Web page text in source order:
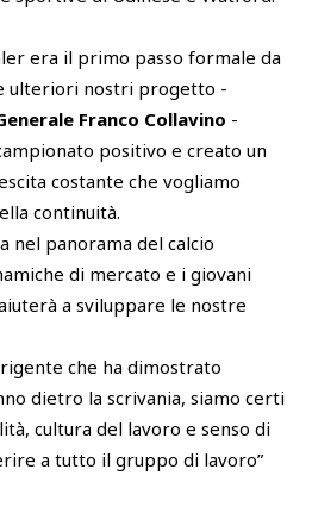
era il primo passo formale da
ulteriori nostri progetto -
Franco Collavino -
positivo e creato un
costante che vogliamo
continuità.
nel panorama del calcio
di mercato e i giovani
a sviluppare le nostre
che ha dimostrato
dietro la scrivania, siamo certi
cultura del lavoro e senso di
a tutto il gruppo di lavoro”